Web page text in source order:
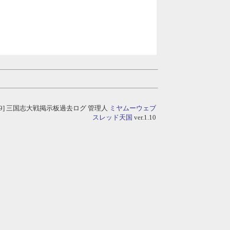
三国志大戦掲示板過去ログ 管理人 ミヤムーウェブ
スレッド天国 ver.1.10